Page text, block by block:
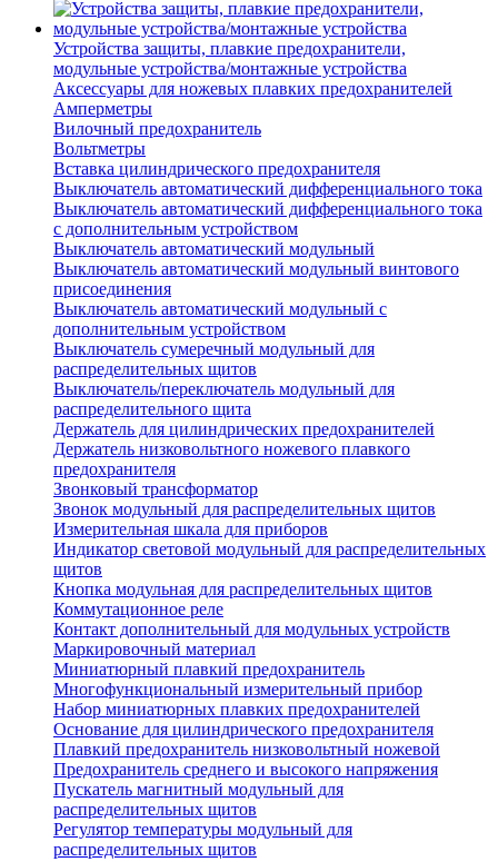
Устройства защиты, плавкие предохранители,
модульные устройства/монтажные устройства
Аксессуары для ножевых плавких предохранителей
Амперметры
Вилочный предохранитель
Вольтметры
Вставка цилиндрического предохранителя
Выключатель автоматический дифференциального тока
Выключатель автоматический дифференциального тока
с дополнительным устройством
Выключатель автоматический модульный
Выключатель автоматический модульный винтового
присоединения
Выключатель автоматический модульный с
дополнительным устройством
Выключатель сумеречный модульный для
распределительных щитов
Выключатель/переключатель модульный для
распределительного щита
Держатель для цилиндрических предохранителей
Держатель низковольтного ножевого плавкого
предохранителя
Звонковый трансформатор
Звонок модульный для распределительных щитов
Измерительная шкала для приборов
Индикатор световой модульный для распределительных
щитов
Кнопка модульная для распределительных щитов
Коммутационное реле
Контакт дополнительный для модульных устройств
Маркировочный материал
Миниатюрный плавкий предохранитель
Многофункциональный измерительный прибор
Набор миниатюрных плавких предохранителей
Основание для цилиндрического предохранителя
Плавкий предохранитель низковольтный ножевой
Предохранитель среднего и высокого напряжения
Пускатель магнитный модульный для
распределительных щитов
Регулятор температуры модульный для
распределительных щитов